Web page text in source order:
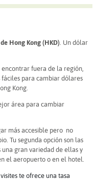
Hong Kong (HKD) . Un dólar
fuera de la región,
fáciles para cambiar dólares
Kong.
área para cambiar
más accesible pero no
Tu segunda opción son las
una gran variedad de ellas y
el aeropuerto o en el hotel.
te ofrece una tasa